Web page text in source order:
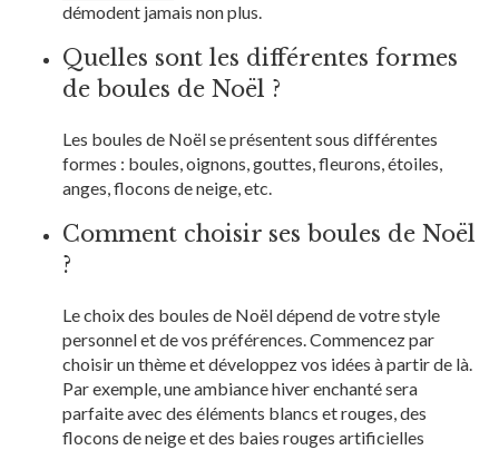
démodent jamais non plus.
Quelles sont les différentes formes
de boules de Noël ?
Les boules de Noël se présentent sous différentes
formes : boules, oignons, gouttes, fleurons, étoiles,
anges, flocons de neige, etc.
Comment choisir ses boules de Noël
?
Le choix des boules de Noël dépend de votre style
personnel et de vos préférences. Commencez par
choisir un thème et développez vos idées à partir de là.
Par exemple, une ambiance hiver enchanté sera
parfaite avec des éléments blancs et rouges, des
flocons de neige et des baies rouges artificielles